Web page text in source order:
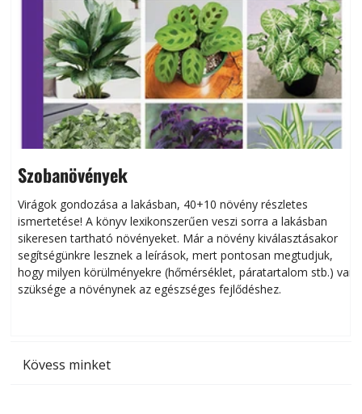
Szobanövények
Virágok gondozása a lakásban, 40+10 növény részletes
ismertetése! A könyv lexikonszerűen veszi sorra a lakásban
sikeresen tart­ha­tó növényeket. Már a növény kiválasztásakor
segítségünkre lesznek a leírások, mert pontosan megtudjuk,
hogy milyen körülményekre (hőmérséklet, páratartalom stb.) van
szüksége a növénynek az egészséges fejlődéshez.
Kövess minket